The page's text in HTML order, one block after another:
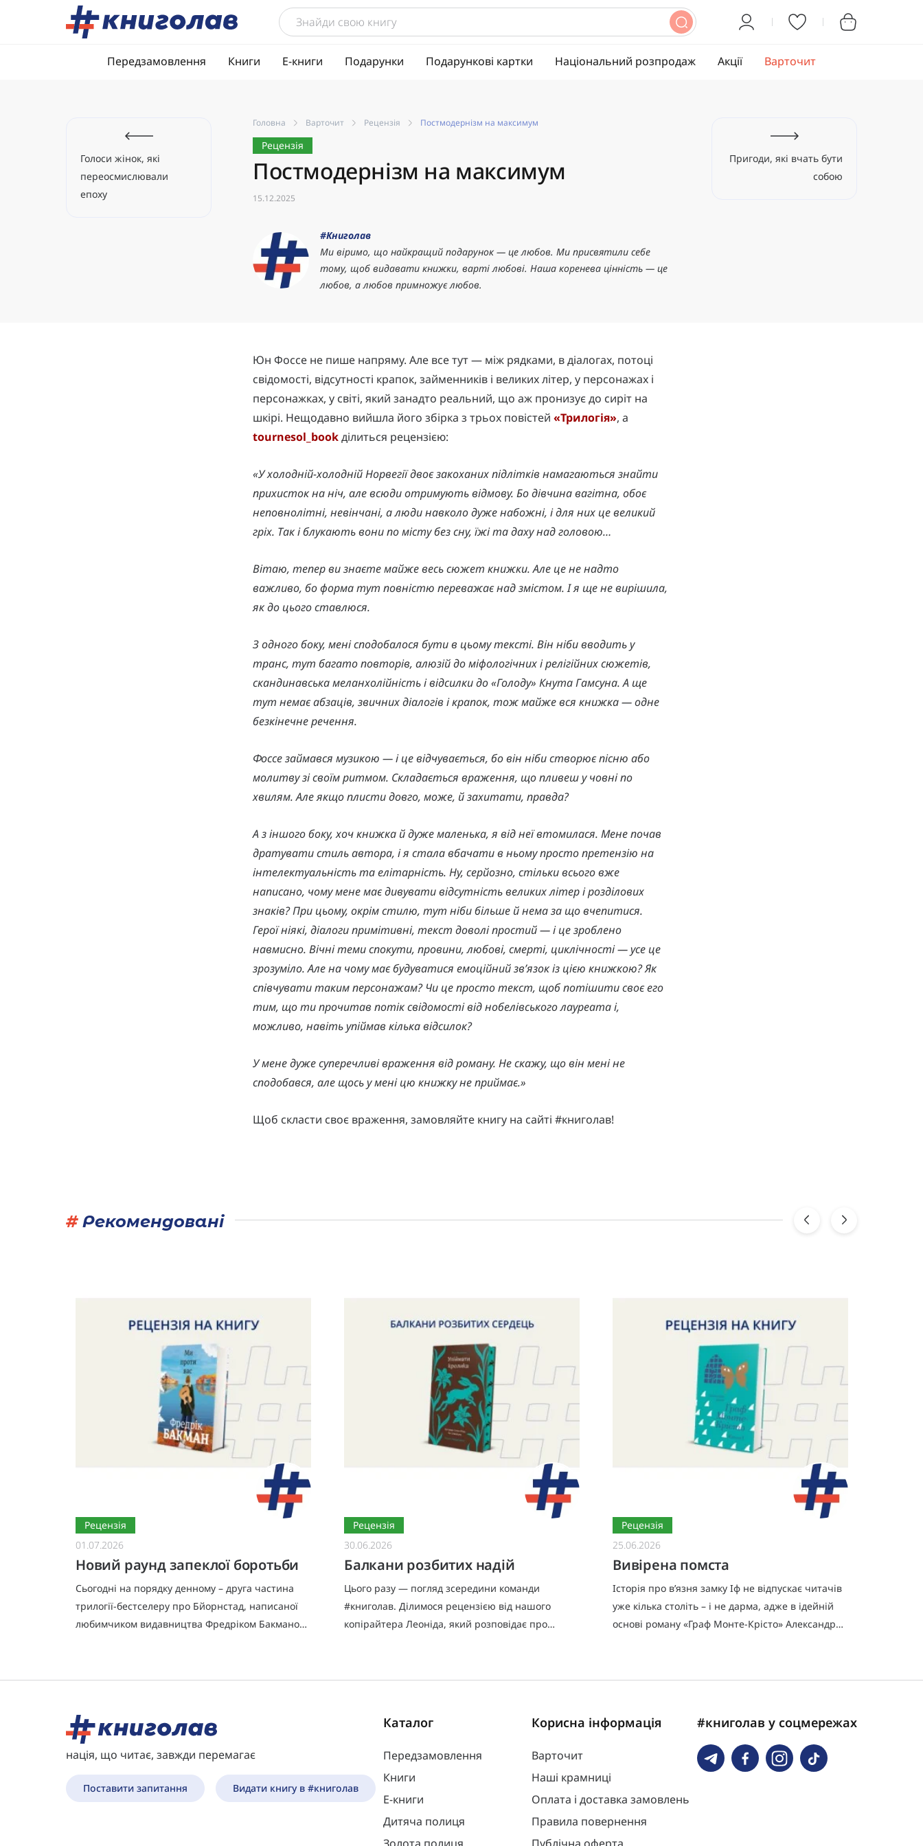
Передзамовлення Книги Е-книги Подарунки Подарункові картки Національний розпродаж Акції Варточит
Голоси жінок, які
переосмислювали
епоху
Головна Варточит Рецензія Постмодернізм на максимум
Рецензія
Постмодернізм на максимум
15.12.2025
#Книголав
Ми віримо, що найкращий подарунок — це любов. Ми присвятили себе
тому, щоб видавати книжки, варті любові. Наша коренева цінність — це
любов, а любов примножує любов.
Пригоди, які вчать бути
собою
Юн Фоссе не пише напряму. Але все тут — між рядками, в діалогах, потоці
свідомості, відсутності крапок, займенників і великих літер, у персонажах і
персонажках, у світі, який занадто реальний, що аж пронизує до сиріт на
шкірі. Нещодавно вийшла його збірка з трьох повістей «Трилогія», а
tournesol_bookділиться рецензією:
«У холодній-холодній Норвегії двоє закоханих підлітків намагаються знайти
прихисток на ніч, але всюди отримують відмову. Бо дівчина вагітна, обоє
неповнолітні, невінчані, а люди навколо дуже набожні, і для них це великий
гріх. Так і блукають вони по місту без сну, їжі та даху над головою…
Вітаю, тепер ви знаєте майже весь сюжет книжки. Але це не надто
важливо, бо форма тут повністю переважає над змістом. І я ще не вирішила,
як до цього ставлюся.
З одного боку, мені сподобалося бути в цьому тексті. Він ніби вводить у
транс, тут багато повторів, алюзій до міфологічних і релігійних сюжетів,
скандинавська меланхолійність і відсилки до «Голоду» Кнута Гамсуна. А ще
тут немає абзаців, звичних діалогів і крапок, тож майже вся книжка — одне
безкінечне речення.
Фоссе займався музикою — і це відчувається, бо він ніби створює пісню або
молитву зі своїм ритмом. Складається враження, що пливеш у човні по
хвилям. Але якщо плисти довго, може, й захитати, правда?
А з іншого боку, хоч книжка й дуже маленька, я від неї втомилася. Мене почав
дратувати стиль автора, і я стала вбачати в ньому просто претензію на
інтелектуальність та елітарність. Ну, серйозно, стільки всього вже
написано, чому мене має дивувати відсутність великих літер і розділових
знаків? При цьому, окрім стилю, тут ніби більше й нема за що вчепитися.
Герої ніякі, діалоги примітивні, текст доволі простий — і це зроблено
навмисно. Вічні теми спокути, провини, любові, смерті, циклічності — усе це
зрозуміло. Але на чому має будуватися емоційний зв’язок із цією книжкою? Як
співчувати таким персонажам? Чи це просто текст, щоб потішити своє его
тим, що ти прочитав потік свідомості від нобелівського лауреата і,
можливо, навіть упіймав кілька відсилок?
У мене дуже суперечливі враження від роману. Не скажу, що він мені не
сподобався, але щось у мені цю книжку не приймає.»
Щоб скласти своє враження, замовляйте книгу на сайті #книголав!
#Рекомендовані
Рецензія
01.07.2026
Новий раунд запеклої боротьби
Сьогодні на порядку денному – друга частина
трилогії-бестселеру про Бйорнстад, написаної
любимчиком видавництва Фредріком Бакманом.
Рецензія
30.06.2026
Балкани розбитих надій
Цього разу — погляд зсередини команди
#книголав. Ділимося рецензією від нашого
копірайтера Леоніда, який розповідає про
Рецензія
25.06.2026
Вивірена помста
Історія про в’язня замку Іф не відпускає читачів
уже кілька століть – і не дарма, адже в ідейній
основі роману «Граф Монте-Крісто» Александра
нація, що читає, завжди перемагає
Поставити запитання Видати книгу в #книголав
Каталог
Передзамовлення
Книги
Е-книги
Дитяча полиця
Корисна інформація
Варточит
Наші крамниці
Оплата і доставка замовлень
Правила повернення
#книголав у соцмережах